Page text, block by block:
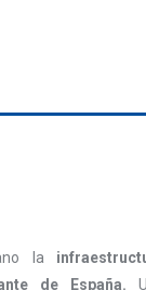
la
de España.